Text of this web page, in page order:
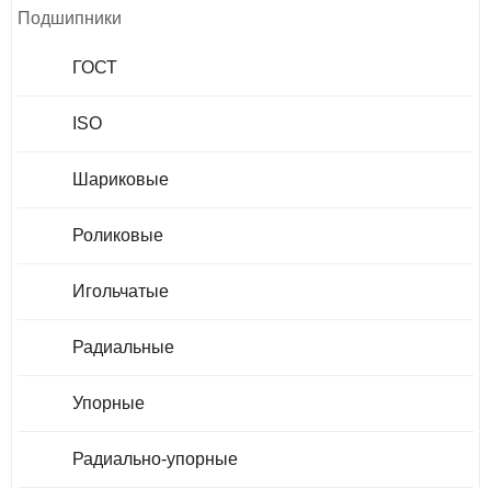
Подшипники
ГОСТ
ISO
Шариковые
Роликовые
Игольчатые
Радиальные
Упорные
Радиально-упорные